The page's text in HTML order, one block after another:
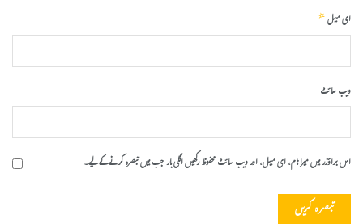
ای میل*
ویب‌ سائٹ
اس براؤزر میں میرا نام، ای میل، اور ویب سائٹ محفوظ رکھیں اگلی بار جب میں تبصرہ کرنے کےلیے۔